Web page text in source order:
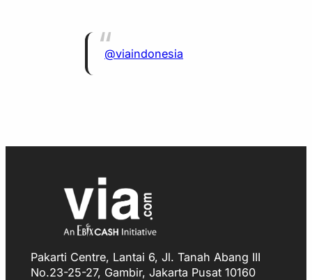
@viaindonesia
Pakarti Centre, Lantai 6, Jl. Tanah Abang III
No.23-25-27, Gambir, Jakarta Pusat 10160